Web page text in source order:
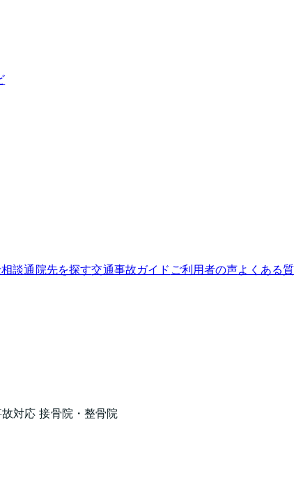
談通院先を探す交通事故ガイド ご利用者の声よくある
対応 接骨院・整骨院